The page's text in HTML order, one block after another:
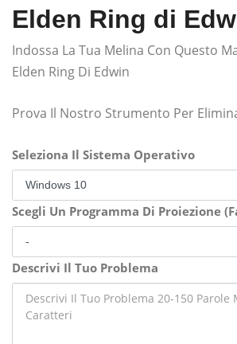
Elden Ring di
Indossa La Tua Melina Con Questo
Elden Ring Di Edwin
Prova Il Nostro Strumento Per
Seleziona Il Sistema Operativo
Scegli Un Programma Di Proiezione
Descrivi Il Tuo Problema